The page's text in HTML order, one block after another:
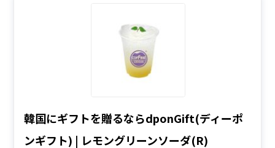
韓国にギフトを贈るならdponGift(ディーポ
ンギフト) | レモングリーンソーダ(R)